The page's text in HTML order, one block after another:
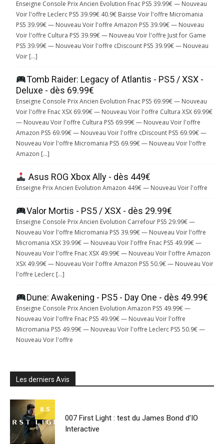
Enseigne Console Prix Ancien Evolution Fnac PS5 39.99€ — Nouveau
Voir l'offre Leclerc PS5 39.99€ 40.9€ Baisse Voir l'offre Micromania
PS5 39.99€ — Nouveau Voir l'offre Amazon PS5 39.99€ — Nouveau
Voir l'offre Cultura PS5 39.99€ — Nouveau Voir l'offre Just for Game
PS5 39.99€ — Nouveau Voir l'offre cDiscount PS5 39.99€ — Nouveau
Voir […]
Tomb Raider: Legacy of Atlantis - PS5 / XSX -
Deluxe - dès 69.99€
Enseigne Console Prix Ancien Evolution Fnac PS5 69.99€ — Nouveau
Voir l'offre Fnac XSX 69.99€ — Nouveau Voir l'offre Cultura XSX 69.99€
— Nouveau Voir l'offre Cultura PS5 69.99€ — Nouveau Voir l'offre
Amazon PS5 69.99€ — Nouveau Voir l'offre cDiscount PS5 69.99€ —
Nouveau Voir l'offre Micromania PS5 69.99€ — Nouveau Voir l'offre
Amazon […]
Asus ROG Xbox Ally - dès 449€
Enseigne Prix Ancien Evolution Amazon 449€ — Nouveau Voir l'offre
Valor Mortis - PS5 / XSX - dès 29.99€
Enseigne Console Prix Ancien Evolution Carrefour PS5 29.99€ —
Nouveau Voir l'offre Micromania PS5 39.99€ — Nouveau Voir l'offre
Micromania XSX 39.99€ — Nouveau Voir l'offre Fnac PS5 49.99€ —
Nouveau Voir l'offre Fnac XSX 49.99€ — Nouveau Voir l'offre Amazon
XSX 49.99€ — Nouveau Voir l'offre Amazon PS5 50.9€ — Nouveau Voir
l'offre Leclerc […]
Dune: Awakening - PS5 - Day One - dès 49.99€
Enseigne Console Prix Ancien Evolution Amazon PS5 49.99€ —
Nouveau Voir l'offre Fnac PS5 49.99€ — Nouveau Voir l'offre
Micromania PS5 49.99€ — Nouveau Voir l'offre Leclerc PS5 50.9€ —
Nouveau Voir l'offre
Les derniers Avis
8.5
007 First Light : test du James Bond d’IO
Interactive